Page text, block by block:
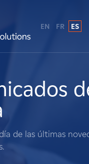
EN FR ES
de las últimas